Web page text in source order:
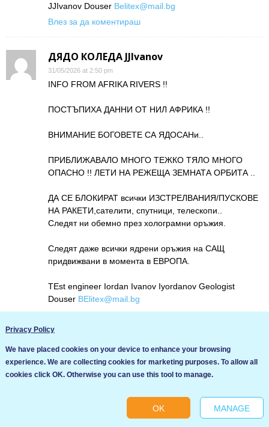
JJIvanov Douser Belitex@mail.bg
Влез за да коментираш
ДЯДО КОЛЕДА JJIvanov
31/05/2026 at 2:50 pm
INFO FROM AFRIKA RIVERS !!
ПОСТЪПИХА ДАННИ ОТ НИЛ АФРИКА !!
ВНИМАНИЕ БОГОВЕТЕ СА ЯДОСАНи..
ПРИБЛИЖАВАЛО МНОГО ТЕЖКО ТЯЛО МНОГО
ОПАСНО !! ЛЕТИ НА РЕЖЕЩА ЗЕМНАТА ОРБИТА ..
ДА СЕ БЛОКИРАТ всички ИЗСТРЕЛВАНИЯ/ПУСКОВЕ
НА РАКЕТИ,сателити, спутници, телескопи..
Следят ни обемно през холограмни оръжия.
Следят даже всички ядрени оръжия на САЩ
придвижвани в момента в ЕВРОПА.
TEst engineer Iordan Ivanov Iyordanov Geologist
Douser BElitex@mail.bg
Влез за да коментираш
ДЯДО КОЛЕДА JJIvanov
02/06/2026 at 12:26 pm
A LOT OF INFO FROM SOFIA BUlgaria from last
СНИМКИ И ВИДЕО ДЪЖД В СОФИЯ !!
Privacy Policy
We have placed cookies on your device to enhance your browsing
experience. We are collecting cookies for marketing purposes. To allow all
cookies click OK. Otherwise you can use this tool to manage.
OK MANAGE
Ние използваме бисквитки за да подобрим услугите си. Ако
продължите да посещавате този сайт, ние приемаме, че се